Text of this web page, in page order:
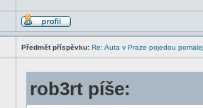
Předmět příspěvku: Re: Auta v Praze pojedou
rob3rt píše: